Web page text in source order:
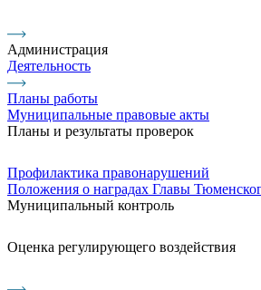
Администрация
Деятельность
Планы работы
Муниципальные правовые акты
Планы и результаты проверок
Профилактика правонарушений
Положения о наградах Главы
Муниципальный контроль
Оценка регулирующего воздействия